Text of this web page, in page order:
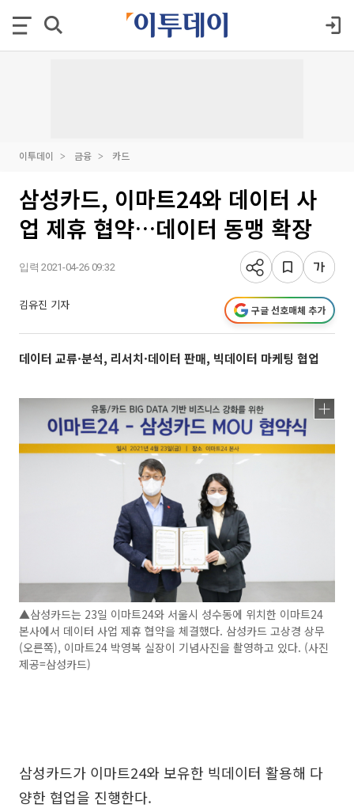
이투데이 금융 카드
삼성카드, 이마트24와 데이터 사
업 제휴 협약…데이터 동맹 확장
입력 2021-04-26 09:32
김유진 기자 구글 선호매체 추가
데이터 교류·분석, 리서치·데이터 판매, 빅데이터 마케팅 협업
▲삼성카드는 23일 이마트24와 서울시 성수동에 위치한 이마트24
본사에서 데이터 사업 제휴 협약을 체결했다. 삼성카드 고상경 상무
(오른쪽), 이마트24 박영복 실장이 기념사진을 촬영하고 있다. (사진
제공=삼성카드)
삼성카드가 이마트24와 보유한 빅데이터 활용해 다
양한 협업을 진행한다.